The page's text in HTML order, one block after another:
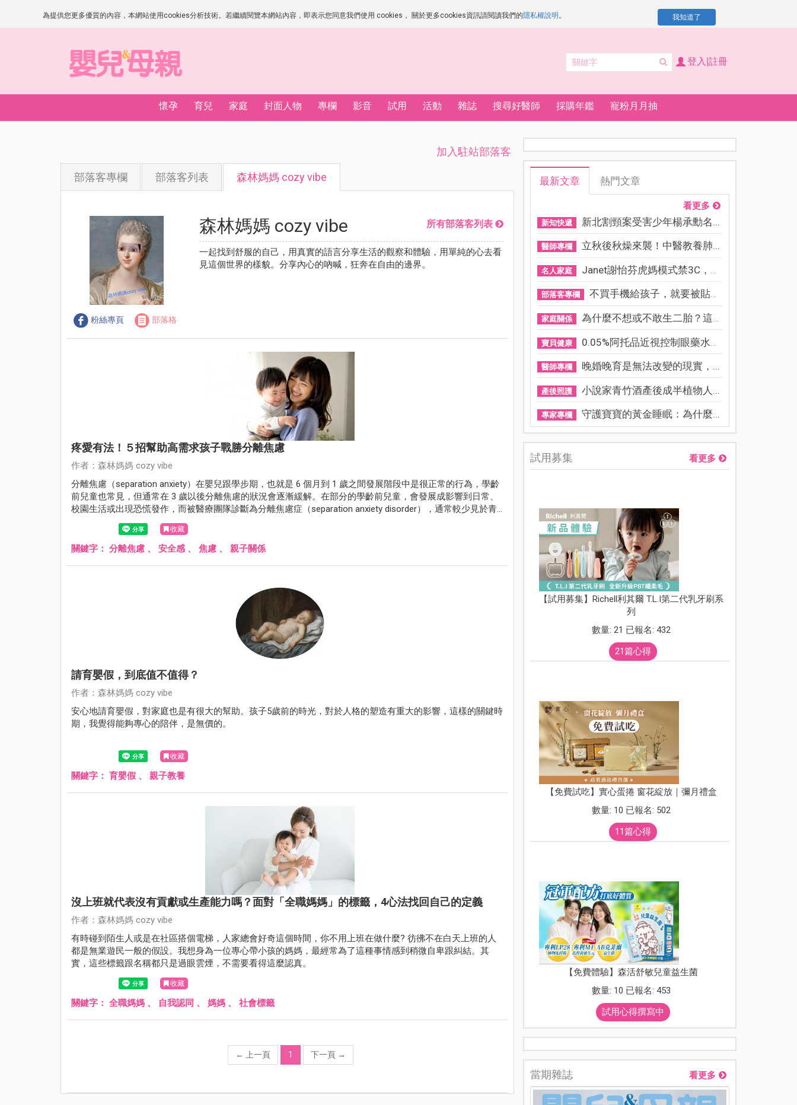
為提供您更多優質的內容，本網站使用cookies分析技術。若繼續閱覽本網站內容，即表示您同意我們使用 cookies， 關於更多cookies資訊請閱讀我們的隱私權說明 。 我知道了
登入|註冊
懷孕 育兒 家庭 封面人物 專欄 影音 試用 活動 雜誌 搜尋好醫師 採購年鑑 寵粉月月抽
加入駐站部落客
部落客專欄 部落客列表 森林媽媽 cozy vibe
粉絲專頁 部落格
森林媽媽 cozy vibe 所有部落客列表
一起找到舒服的自己，用真實的語言分享生活的觀察和體驗，用單純的心去看
見這個世界的樣貌。分享內心的吶喊，狂奔在自由的邊界。
疼愛有法！５招幫助高需求孩子戰勝分離焦慮
作者：森林媽媽 cozy vibe
分離焦慮（separation anxiety）在嬰兒跟學步期，也就是 6 個月到 1 歲之間發展階段中是很正常的行為，學齡
前兒童也常見，但通常在 3 歲以後分離焦慮的狀況會逐漸緩解。在部分的學齡前兒童，會發展成影響到日常、
校園生活或出現恐慌發作，而被醫療團隊診斷為分離焦慮症（separation anxiety disorder），通常較少見於青
少年或成人。
收藏
關鍵字： 分離焦慮 、 安全感 、 焦慮 、 親子關係
請育嬰假，到底值不值得？
作者：森林媽媽 cozy vibe
安心地請育嬰假，對家庭也是有很大的幫助。孩子5歲前的時光，對於人格的塑造有重大的影響，這樣的關鍵時
期，我覺得能夠專心的陪伴，是無價的。
收藏
關鍵字： 育嬰假 、 親子教養
沒上班就代表沒有貢獻或生產能力嗎？面對「全職媽媽」的標籤，4心法找回自己的定義
作者：森林媽媽 cozy vibe
有時碰到陌生人或是在社區搭個電梯，人家總會好奇這個時間，你不用上班在做什麼? 彷彿不在白天上班的人
都是無業遊民一般的假設。我想身為一位專心帶小孩的媽媽，最經常為了這種事情感到稍微自卑跟糾結。其
實，這些標籤跟名稱都只是過眼雲煙，不需要看得這麼認真。
收藏
關鍵字： 全職媽媽 、 自我認同 、 媽媽 、 社會標籤
← 上一頁 1 下一頁 →
最新文章 熱門文章
看更多
新知快遞 新北割頸案受害少年楊承勳名...
醫師專欄 立秋後秋燥來襲！中醫教養肺...
名人家庭 Janet謝怡芬虎媽模式禁3C，看...
部落客專欄 不買手機給孩子，就要被貼「...
家庭關係 為什麼不想或不敢生二胎？這8...
寶貝健康 0.05%阿托品近視控制眼藥水納...
醫師專欄 晚婚晚育是無法改變的現實，...
產後照護 小說家青竹酒產後成半植物人...
專家專欄 守護寶寶的黃金睡眠：為什麼...
試用募集 看更多
【試用募集】Richell利其爾 T.L.I第二代乳牙刷系
列
數量: 21 已報名: 432
21篇心得
【免費試吃】實心蛋捲 窗花綻放｜彌月禮盒
數量: 10 已報名: 502
11篇心得
【免費體驗】森活舒敏兒童益生菌
數量: 10 已報名: 453
試用心得撰寫中
當期雜誌 看更多